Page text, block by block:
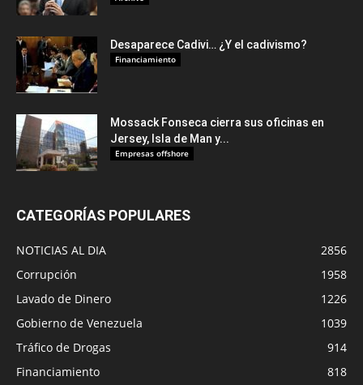
Desaparece Cadivi… ¿Y el cadivismo?
Financiamiento
Mossack Fonseca cierra sus oficinas en
Jersey, Isla de Man y...
Empresas offshore
CATEGORÍAS POPULARES
NOTICIAS AL DIA
2856
Corrupción
1958
Lavado de Dinero
1226
Gobierno de Venezuela
1039
Tráfico de Drogas
914
Financiamiento
818